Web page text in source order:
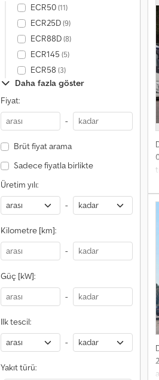
ECR50(11)
ECR25D(9)
ECR88D(8)
ECR145 (5)
ECR58 (3)
Daha fazla göster
Fiyat:
-
Brüt fiyat arama
Sadece fiyatla birlikte
Üretim yılı:
-
Kilometre [km]:
-
Güç [kW]:
-
Ilk tescil:
-
Yakıt türü: